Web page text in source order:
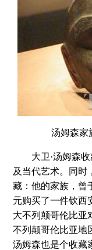
汤姆森家
大卫·汤姆森收
及当代艺术。同时
藏：他的家族，曾
元购买了一件钦西
大不列颠哥伦比亚
不列颠哥伦比亚地
汤姆森也是个收藏